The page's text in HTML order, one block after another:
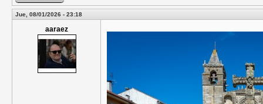
Jue, 08/01/2026 - 23:18
aaraez